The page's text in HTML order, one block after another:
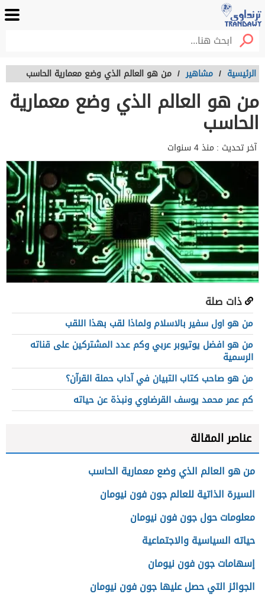
الرئيسية / مشاهير / من هو العالم الذي وضع معمارية الحاسب
من هو العالم الذي وضع معمارية
الحاسب
آخر تحديث : منذ 4 سنوات
ذات صلة
من هو اول سفير بالاسلام ولماذا لقب بهذا اللقب
من هو افضل يوتيوبر عربي وكم عدد المشتركين على قناته
الرسمية
من هو صاحب كتاب التبيان في آداب حملة القرآن؟
كم عمر محمد يوسف القرضاوي ونبذة عن حياته
عناصر المقالة
من هو العالم الذي وضع معمارية الحاسب
السيرة الذاتية للعالم جون فون نيومان
معلومات حول جون فون نيومان
حياته السياسية والاجتماعية
إسهامات جون فون نيومان
الجوائز التي حصل عليها جون فون نيومان